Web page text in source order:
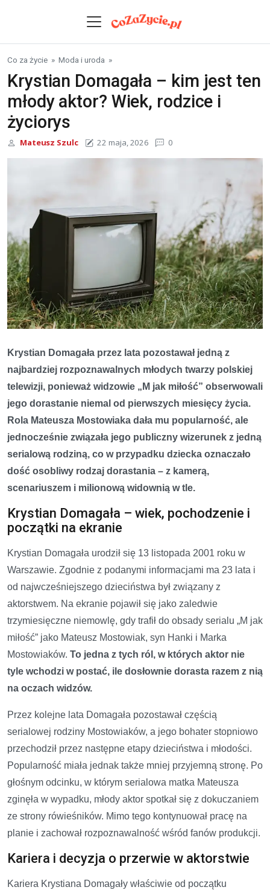
Co za życie » Moda i uroda »
Krystian Domagała – kim jest ten
młody aktor? Wiek, rodzice i
życiorys
Mateusz Szulc 22 maja, 2026 0
Krystian Domagała przez lata pozostawał jedną z
najbardziej rozpoznawalnych młodych twarzy polskiej
telewizji, ponieważ widzowie „M jak miłość” obserwowali
jego dorastanie niemal od pierwszych miesięcy życia.
Rola Mateusza Mostowiaka dała mu popularność, ale
jednocześnie związała jego publiczny wizerunek z jedną
serialową rodziną, co w przypadku dziecka oznaczało
dość osobliwy rodzaj dorastania – z kamerą,
scenariuszem i milionową widownią w tle.
Krystian Domagała – wiek, pochodzenie i
początki na ekranie
Krystian Domagała urodził się 13 listopada 2001 roku w
Warszawie. Zgodnie z podanymi informacjami ma 23 lata i
od najwcześniejszego dzieciństwa był związany z
aktorstwem. Na ekranie pojawił się jako zaledwie
trzymiesięczne niemowlę, gdy trafił do obsady serialu „M jak
miłość” jako Mateusz Mostowiak, syn Hanki i Marka
Mostowiaków. To jedna z tych ról, w których aktor nie
tyle wchodzi w postać, ile dosłownie dorasta razem z nią
na oczach widzów.
Przez kolejne lata Domagała pozostawał częścią
serialowej rodziny Mostowiaków, a jego bohater stopniowo
przechodził przez następne etapy dzieciństwa i młodości.
Popularność miała jednak także mniej przyjemną stronę. Po
głośnym odcinku, w którym serialowa matka Mateusza
zginęła w wypadku, młody aktor spotkał się z dokuczaniem
ze strony rówieśników. Mimo tego kontynuował pracę na
planie i zachował rozpoznawalność wśród fanów produkcji.
Kariera i decyzja o przerwie w aktorstwie
Kariera Krystiana Domagały właściwie od początku